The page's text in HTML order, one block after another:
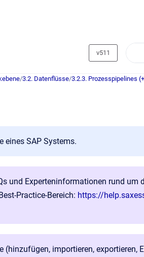
v511
/3.2. Datenflüsse/3.2.3. Prozesspipelines
eines SAP Systems.
und Experteninformationen rund um
Practice-Bereich: https://
importieren, exportieren,